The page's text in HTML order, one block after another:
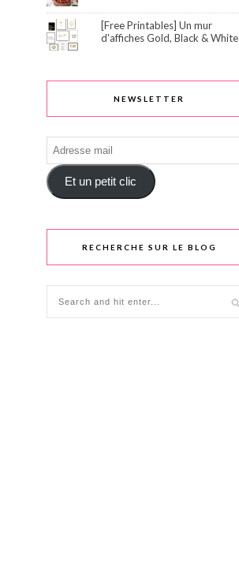
[Free Printables] Un mur
d'affiches Gold, Black & White
NEWSLETTER
Adresse
mail
Et un petit clic
RECHERCHE SUR LE BLOG